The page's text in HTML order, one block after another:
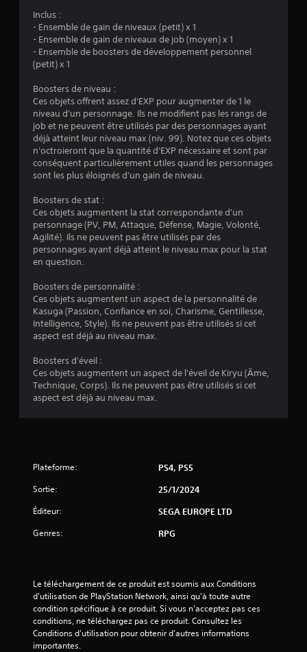
3
é
t
o
i
e
s
u
r
(
Inclus :
- Ensemble de gain de niveaux (petit) x 1
- Ensemble de gain de niveaux de job (moyen) x 1
- Ensemble de boosters de développement personnel
(petit) x 1
Boosters de niveau :
Ces objets offrent assez d'EXP pour augmenter de 1 le
niveau d'un personnage. Ils ne modifient pas les rangs de
job et ne peuvent être utilisés par des personnages ayant
déjà atteint leur niveau max (niv. 99). Notez que ces objets
n'octroieront que la quantité d'EXP nécessaire et sont par
conséquent particulièrement utiles quand les personnages
sont les plus éloignés d'un gain de niveau.
Boosters de stat :
Ces objets augmentent la stat correspondante d'un
personnage (PV, PM, Attaque, Défense, Magie, Volonté,
Agilité). Ils ne peuvent pas être utilisés par des
personnages ayant déjà atteint le niveau max pour la stat
en question.
Boosters de personnalité :
Ces objets augmentent un aspect de la personnalité de
Kasuga (Passion, Confiance en soi, Charisme, Gentillesse,
Intelligence, Style). Ils ne peuvent pas être utilisés si cet
aspect est déjà au niveau max.
Boosters d'éveil :
Ces objets augmentent un aspect de l'éveil de Kiryu (Âme,
Technique, Corps). Ils ne peuvent pas être utilisés si cet
aspect est déjà au niveau max.
Plateforme: PS4, PS5
Sortie: 25/1/2024
Éditeur: SEGA EUROPE LTD
Genres: RPG
Le téléchargement de ce produit est soumis aux Conditions
d'utilisation de PlayStation Network, ainsi qu'à toute autre
condition spécifique à ce produit. Si vous n'acceptez pas ces
conditions, ne téléchargez pas ce produit. Consultez les
Conditions d'utilisation pour obtenir d'autres informations
importantes.